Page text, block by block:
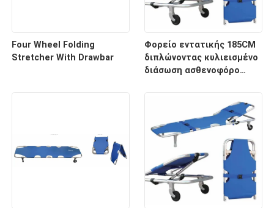
Four Wheel Folding
Stretcher With Drawbar
Φορείο εντατικής 185CM
διπλώνοντας κυλιεισμένο
διάσωση ασθενοφόρο